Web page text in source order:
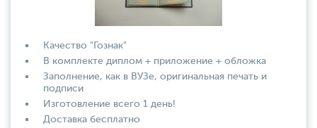
Качество "Гознак"
В комплекте диплом + приложение + обложка
Заполнение, как в ВУЗе, оригинальная печать и
подписи
Изготовление всего 1 день!
Доставка бесплатно